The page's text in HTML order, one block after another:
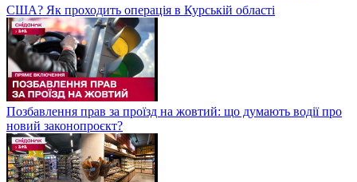
США? Як проходить операція в Курській області
Позбавлення прав за проїзд на жовтий: що думають водії про
новий законопроєкт?